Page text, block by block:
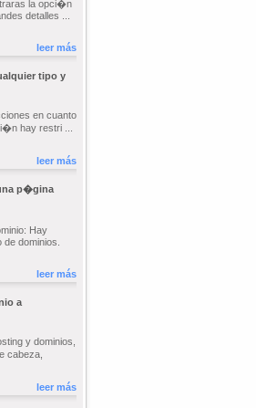
la opci�n
detalles ...
leer más
tipo y
en cuanto
hay restri ...
leer más
p�gina
Hay
dominios.
leer más
a
y dominios,
cabeza,
leer más